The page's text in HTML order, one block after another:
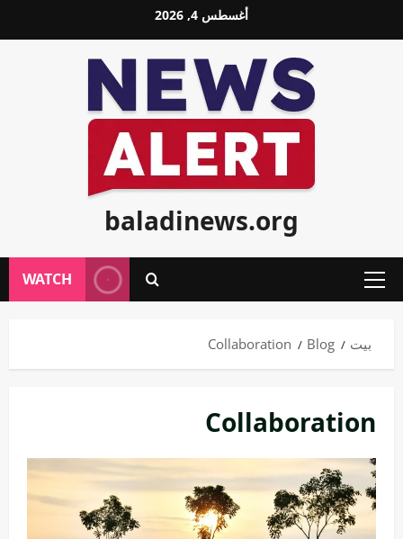
إلى
أغسطس 4, 2026
baladinews.org
القائمة
WATCH
بيت Blog
Collaboration
Collaboration